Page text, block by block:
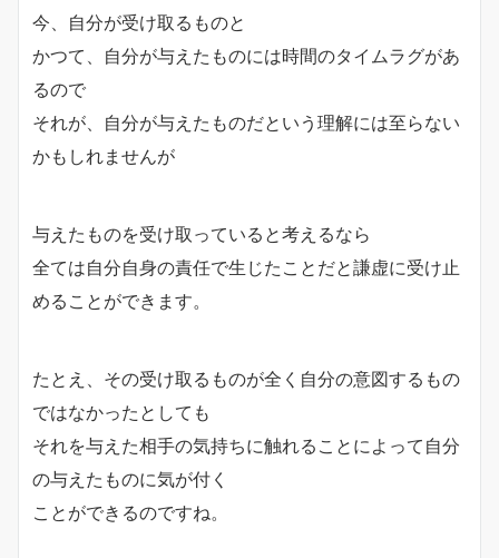
今、自分が受け取るものと
かつて、自分が与えたものには時間のタイムラグがあ
るので
それが、自分が与えたものだという理解には至らない
かもしれませんが
与えたものを受け取っていると考えるなら
全ては自分自身の責任で生じたことだと謙虚に受け止
めることができます。
たとえ、その受け取るものが全く自分の意図するもの
ではなかったとしても
それを与えた相手の気持ちに触れることによって自分
の与えたものに気が付く
ことができるのですね。